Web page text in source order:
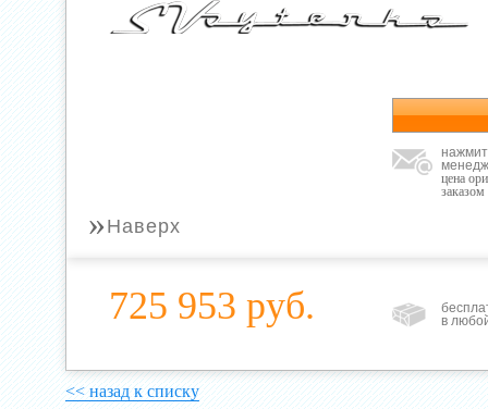
цена
заказом
» Наверх
725 953 руб.
в
<< назад к списку